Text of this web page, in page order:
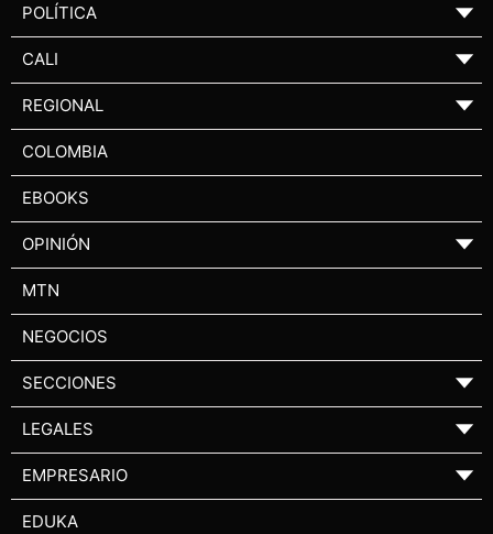
POLÍTICA ▼
CALI ▼
REGIONAL ▼
COLOMBIA
EBOOKS
OPINIÓN ▼
MTN
NEGOCIOS
SECCIONES ▼
LEGALES ▼
EMPRESARIO ▼
EDUKA